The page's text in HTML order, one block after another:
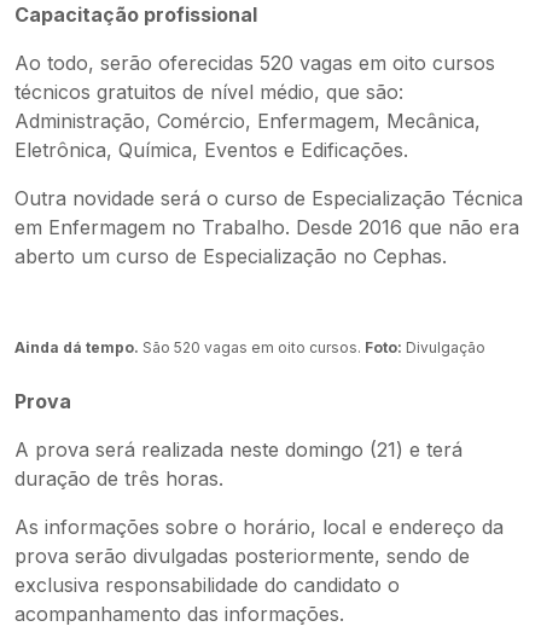
Capacitação profissional
Ao todo, serão oferecidas 520 vagas em oito cursos
técnicos gratuitos de nível médio, que são:
Administração, Comércio, Enfermagem, Mecânica,
Eletrônica, Química, Eventos e Edificações.
Outra novidade será o curso de Especialização Técnica
em Enfermagem no Trabalho. Desde 2016 que não era
aberto um curso de Especialização no Cephas.
Ainda dá tempo. São 520 vagas em oito cursos. Foto: Divulgação
Prova
A prova será realizada neste domingo (21) e terá
duração de três horas.
As informações sobre o horário, local e endereço da
prova serão divulgadas posteriormente, sendo de
exclusiva responsabilidade do candidato o
acompanhamento das informações.